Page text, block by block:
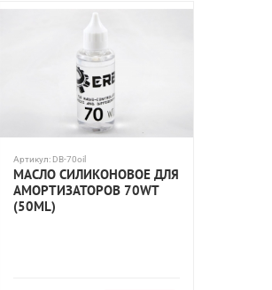
Артикул: DB-70oil
МАСЛО СИЛИКОНОВОЕ ДЛЯ
АМОРТИЗАТОРОВ 70WT
(50ML)